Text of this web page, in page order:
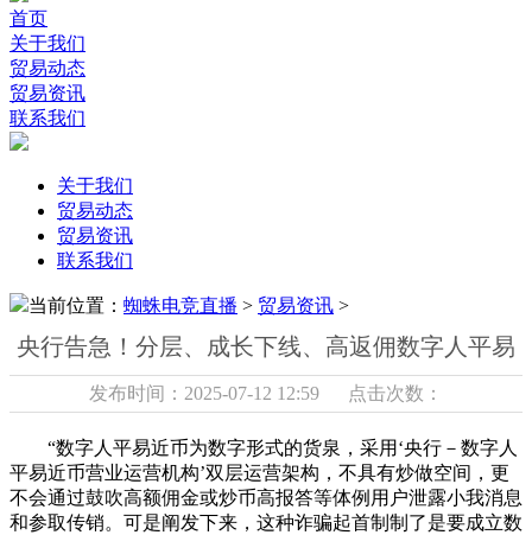
首页
关于我们
贸易动态
贸易资讯
联系我们
关于我们
贸易动态
贸易资讯
联系我们
当前位置： 蜘蛛电竞直播 > 贸易资讯 >
央行告急！分层、成长下线、高返佣数字人平易
发布时间：2025-07-12 12:59 点击次数：
“数字人平易近币为数字形式的货泉，采用‘央行－数字人
平易近币营业运营机构’双层运营架构，不具有炒做空间，更
不会通过鼓吹高额佣金或炒币高报答等体例用户泄露小我消息
和参取传销。可是阐发下来，这种诈骗起首制制了是要成立数